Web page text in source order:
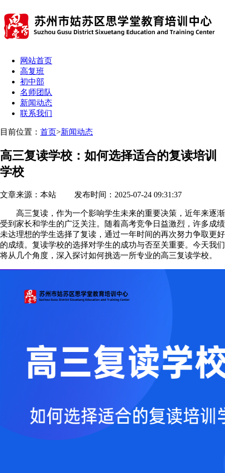
网站首页
高复班
初中部
名师团队
新闻动态
联系我们
目前位置： 首页>新闻动态
高三复读学校：如何选择适合的复读培训
学校
文章来源：本站 发布时间：2025-07-24 09:31:37
高三复读，作为一个影响学生未来的重要决策，近年来逐渐
受到家长和学生的广泛关注。随着高考竞争日益激烈，许多成绩
未达理想的学生选择了复读，通过一年时间的再次努力争取更好
的成绩。复读学校的选择对学生的成功与否至关重要。今天我们
将从几个角度，深入探讨如何挑选一所专业的高三复读学校。